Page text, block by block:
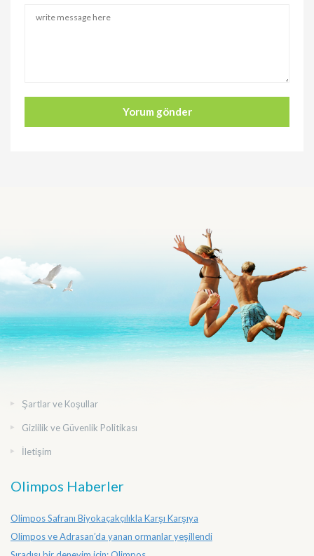
Şartlar ve Koşullar
Gizlilik ve Güvenlik Politikası
İletişim
Olimpos Haberler
Olimpos Safranı Biyokaçakçılıkla Karşı Karşıya
Olimpos ve Adrasan’da yanan ormanlar yeşillendi